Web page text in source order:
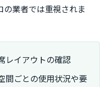
業者では重視されま
レイアウトの確認
間ごとの使用状況や要